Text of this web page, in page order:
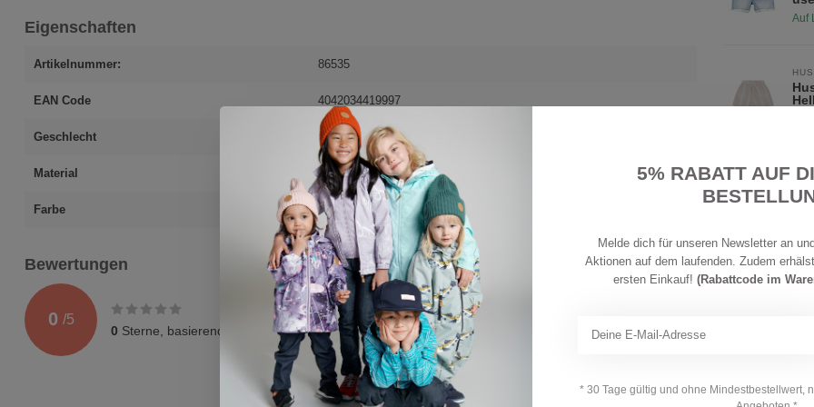
Eigenschaften
Artikelnummer: 86535
EAN Code 4042034419997
Geschlecht Mädchen
Material 80% Baumwolle; 15% Polyester; 5% Elasthan
Farbe blau
Bewertungen
0 /5
0 Sterne, basierend auf Bewertungen
Auf
5% RABATT AUF
Melde dich für unseren Newsletter an
Aktionen auf dem laufenden. Zudem
ersten Einkauf! (Rabattcode im
* 30 Tage gültig und ohne Mindestbestellwert,